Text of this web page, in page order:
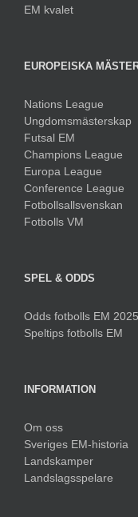
EM kvalet
EUROPEISKA
Nations League
Ungdomsmästerskap
Futsal EM
Champions League
Europa League
Conference League
Fotbollsallsvenskan
Fotbolls VM
SPEL & ODDS
Odds fotbolls EM 2025
Speltips fotbolls EM
INFORMATION
Om oss
Sveriges EM-historia
Landskamper
Landslagsspelare